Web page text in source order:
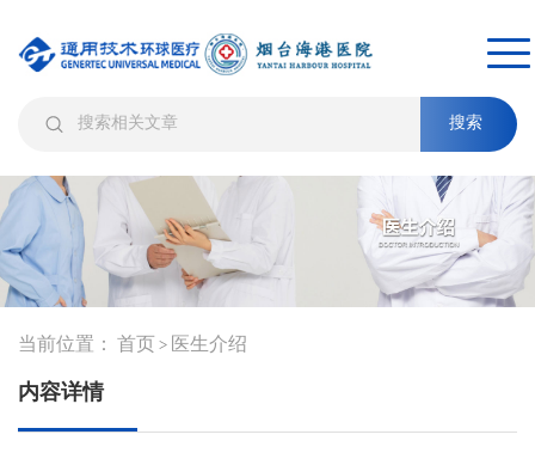
搜索
当前位置： 首页 > 医生介绍
内容详情